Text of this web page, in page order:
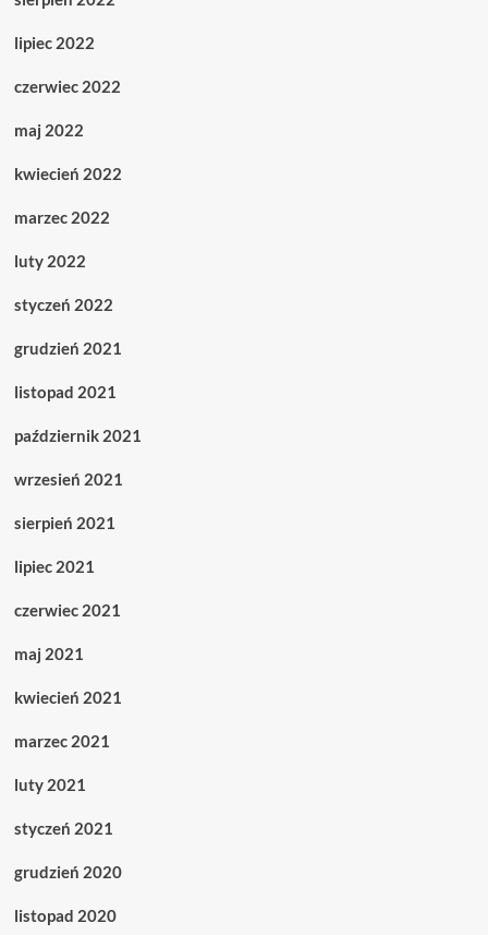
lipiec 2022
czerwiec 2022
maj 2022
kwiecień 2022
marzec 2022
luty 2022
styczeń 2022
grudzień 2021
listopad 2021
październik 2021
wrzesień 2021
sierpień 2021
lipiec 2021
czerwiec 2021
maj 2021
kwiecień 2021
marzec 2021
luty 2021
styczeń 2021
grudzień 2020
listopad 2020